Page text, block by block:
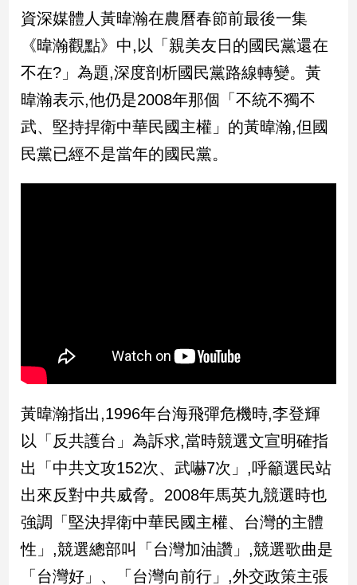
政
治
政
治
焦
品
觀
點
岸/
國
際
社
會/
地
方
新
病
資深媒體人黃暐瀚在農曆春節前最後一集
《暐瀚觀點》中,以「親美友日的國民黨還在
不在?」為題,深度剖析國民黨路線轉變。黃
暐瀚表示,他仍是2008年那個「不統不獨不
武、堅持捍衛中華民國主權」的黃暐瀚,但國
民黨已經不是當年的國民黨。
黃暐瀚指出,1996年台海飛彈危機時,李登輝
以「反共護台」為訴求,當時競選文宣明確指
出「中共文攻152次、武嚇7次」,呼籲選民站
出來反對中共威脅。2008年馬英九競選時也
強調「堅決捍衛中華民國主權、台灣的主體
性」,競選總部叫「台灣加油讚」,競選歌曲是
「台灣好」、「台灣向前行」,外交政策主張